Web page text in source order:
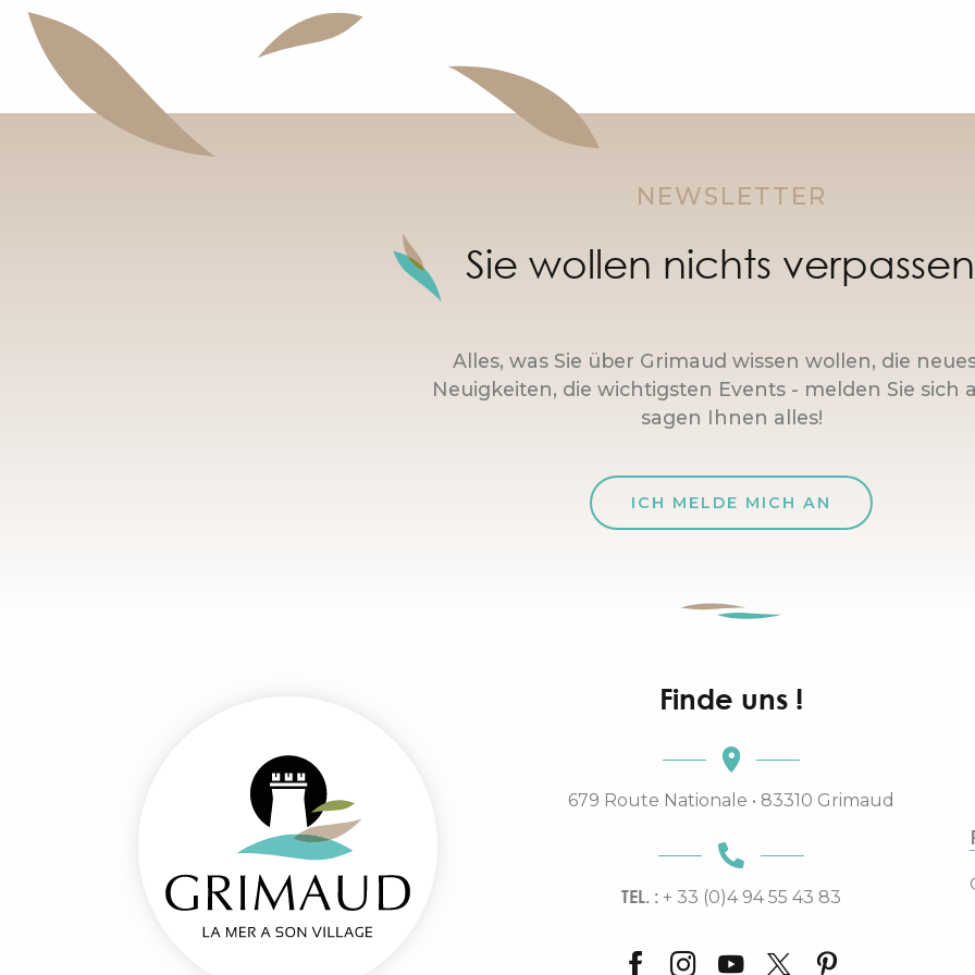
NEWSLETTER
Sie wollen nichts
Alles, was Sie über Grimaud wissen wollen, die
Neuigkeiten, die wichtigsten Events - melden Sie sich
sagen Ihnen alles!
ICH MELDE MICH AN
Finde uns !
679 Route Nationale • 83310 Grimaud
TEL. : + 33 (0)4 94 55 43 83